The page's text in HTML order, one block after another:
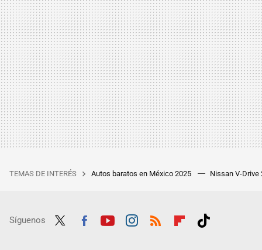
TEMAS DE INTERÉS Autos baratos en México 2025 Nissan V-Drive
Síguenos